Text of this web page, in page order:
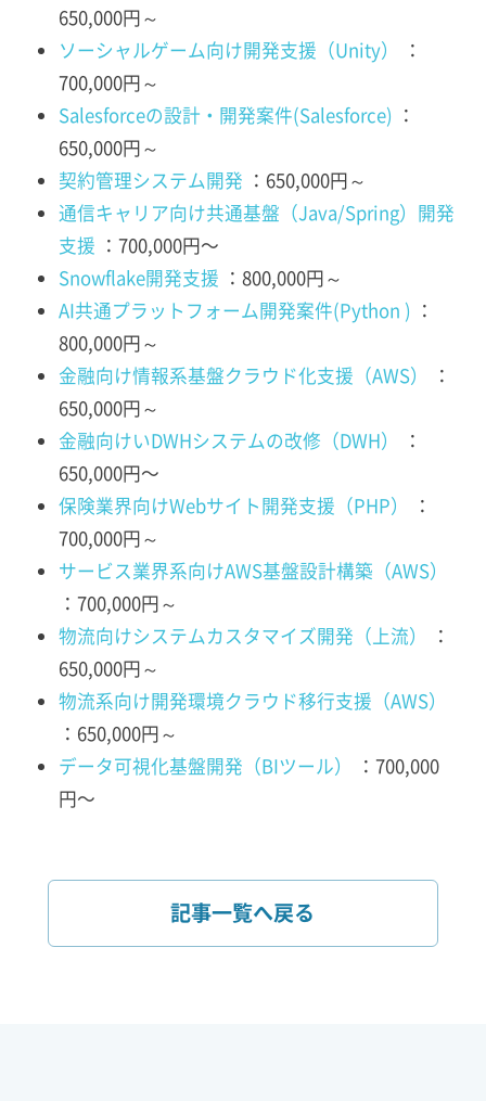
650,000円～
ソーシャルゲーム向け開発支援（Unity）
：
700,000円～
Salesforceの設計・開発案件(Salesforce) ：
650,000円～
契約管理システム開発 ：650,000円～
通信キャリア向け共通基盤（Java/Spring）開発
支援 ：700,000円〜
Snowflake開発支援 ：800,000円～
AI共通プラットフォーム開発案件(Python ) ：
800,000円～
金融向け情報系基盤クラウド化支援（AWS）
：
650,000円～
金融向けいDWHシステムの改修（DWH）
：
650,000円〜
保険業界向けWebサイト開発支援（PHP）
：
700,000円～
サービス業界系向けAWS基盤設計構築（AWS）
：700,000円～
物流向けシステムカスタマイズ開発（上流）
：
650,000円～
物流系向け開発環境クラウド移行支援（AWS）
：650,000円～
データ可視化基盤開発（BIツール）
：700,000
円〜
記事一覧へ戻る